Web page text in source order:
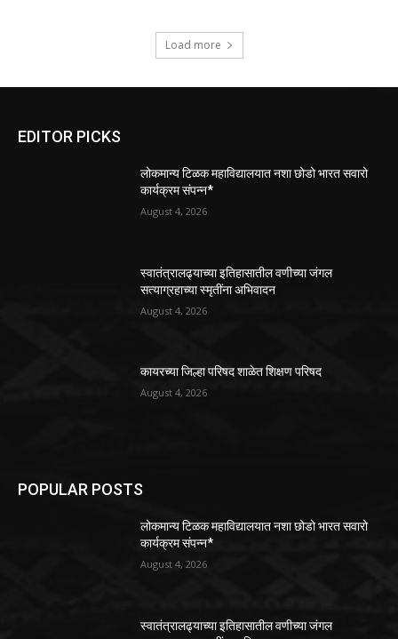
Load more
EDITOR PICKS
लोकमान्य टिळक महाविद्यालयात नशा छोडो भारत सवारो
कार्यक्रम संपन्न*
August 4, 2026
स्वातंत्रालढ्याच्या इतिहासातील वणीच्या जंगल
सत्याग्रहाच्या स्मृतींना अभिवादन
August 4, 2026
कायरच्या जिल्हा परिषद शाळेत शिक्षण परिषद
August 4, 2026
POPULAR POSTS
लोकमान्य टिळक महाविद्यालयात नशा छोडो भारत सवारो
कार्यक्रम संपन्न*
August 4, 2026
स्वातंत्रालढ्याच्या इतिहासातील वणीच्या जंगल